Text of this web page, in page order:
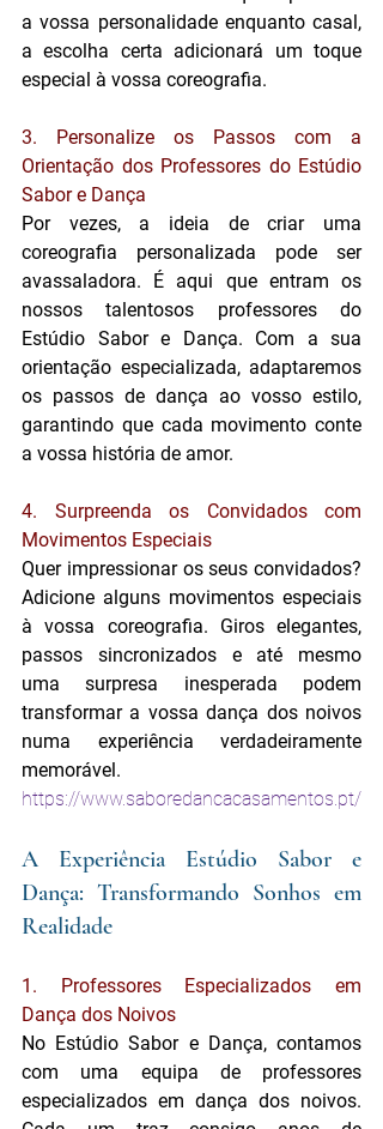
a vossa personalidade enquanto casal,
a escolha certa adicionará um toque
especial à vossa coreografia.
3. Personalize os Passos com a
Orientação dos Professores do Estúdio
Sabor e Dança
Por vezes, a ideia de criar uma
coreografia personalizada pode ser
avassaladora. É aqui que entram os
nossos talentosos professores do
Estúdio Sabor e Dança. Com a sua
orientação especializada, adaptaremos
os passos de dança ao vosso estilo,
garantindo que cada movimento conte
a vossa história de amor.
4. Surpreenda os Convidados com
Movimentos Especiais
Quer impressionar os seus convidados?
Adicione alguns movimentos especiais
à vossa coreografia. Giros elegantes,
passos sincronizados e até mesmo
uma surpresa inesperada podem
transformar a vossa dança dos noivos
numa experiência verdadeiramente
memorável.
https://www.saboredancacasamentos.pt/
A Experiência Estúdio Sabor e
Dança: Transformando Sonhos em
Realidade
1. Professores Especializados em
Dança dos Noivos
No Estúdio Sabor e Dança, contamos
com uma equipa de professores
especializados em dança dos noivos.